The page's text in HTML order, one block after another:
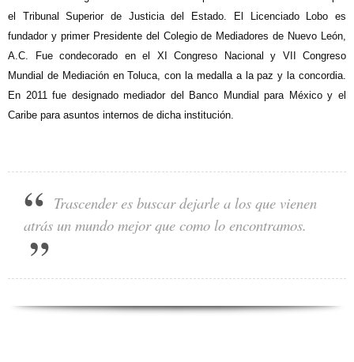
el Tribunal Superior de Justicia del Estado. El Licenciado Lobo es
fundador y primer Presidente del Colegio de Mediadores de Nuevo León,
A.C. Fue condecorado en el XI Congreso Nacional y VII Congreso
Mundial de Mediación en Toluca, con la medalla a la paz y la concordia.
En 2011 fue designado mediador del Banco Mundial para México y el
Caribe para asuntos internos de dicha institución.
Trascender es buscar dejarle a los que vienen
atrás un mundo mejor que como lo encontramos.